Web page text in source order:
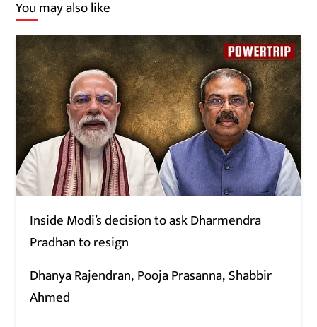
You may also like
Inside Modi’s decision to ask Dharmendra
Pradhan to resign
Dhanya Rajendran Pooja Prasanna Shabbir
Ahmed